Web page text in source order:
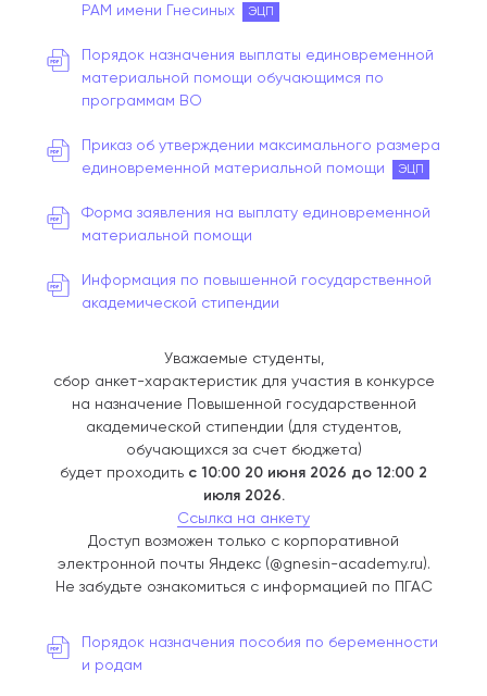
РАМ имени Гнесиных
ЭЦП
Порядок назначения выплаты единовременной
материальной помощи обучающимся по
программам ВО
Приказ об утверждении максимального размера
единовременной материальной помощи
ЭЦП
Форма заявления на выплату единовременной
материальной помощи
Информация по повышенной государственной
академической стипендии
Уважаемые студенты,
сбор анкет-характеристик для участия в конкурсе
на назначение Повышенной государственной
академической стипендии (для студентов,
обучающихся за счет бюджета)
будет проходить с 10:00 20 июня 2026 до 12:00 2
июля 2026.
Ссылка на анкету
Доступ возможен только с корпоративной
электронной почты Яндекс (@gnesin-academy.ru).
Не забудьте ознакомиться с информацией по ПГАС
Порядок назначения пособия по беременности
и родам